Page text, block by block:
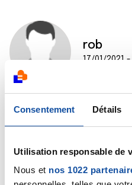
Consentement Détails
Utilisation responsable de
Nous et nos 1022
rob
17/01/2021 -
bonsoir christine,
peut être là tu trouveras
competences-en-arret-
bonne soirée a toi.